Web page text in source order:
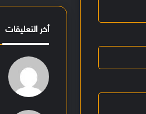
أخر التعليقات